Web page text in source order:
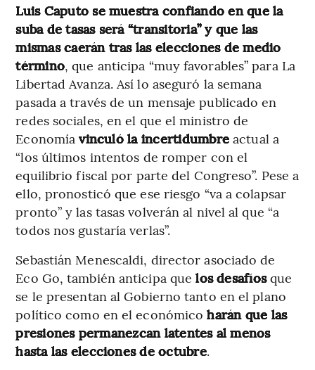
Luis Caputo se muestra confiando en que la
suba de tasas será “transitoria” y que las
mismas caerán tras las elecciones de medio
término, que anticipa “muy favorables” para La
Libertad Avanza. Así lo aseguró la semana
pasada a través de un mensaje publicado en
redes sociales, en el que el ministro de
Economíavinculó la incertidumbre actual a
“los últimos intentos de romper con el
equilibrio fiscal por parte del Congreso”. Pese a
ello, pronosticó que ese riesgo “va a colapsar
pronto” y las tasas volverán al nivel al que “a
todos nos gustaría verlas”.
Sebastián Menescaldi, director asociado de
Eco Go, también anticipa quelos desafíosque
se le presentan al Gobierno tanto en el plano
político como en el económicoharán que las
presiones permanezcan latentes al menos
hasta las elecciones de octubre.